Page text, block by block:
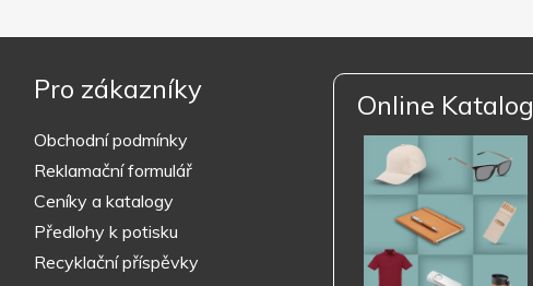
Pro zákazníky
Obchodní podmínky
Reklamační formulář
Ceníky a katalogy
Předlohy k potisku
Recyklační příspěvky
Online Katalog